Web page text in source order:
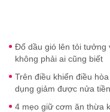
Đổ dầu gió lên tỏi tưởng
không phải ai cũng biết
Trên điều khiển điều
dụng giảm được nửa
4 mẹo giữ cơm ăn thừa